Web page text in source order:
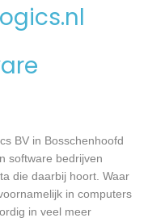
BV in Bosschenhoofd
software bedrijven
die daarbij hoort. Waar
in computers
in veel meer